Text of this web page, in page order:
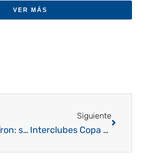
VER MÁS
Copa Rudy Tron: se abre la inscripción y todos empiezan a palpitar el primer gran evento del año
Siguiente
Interclubes Copa Rudy Tron: horarios listos para uno de los desafíos mas atractivos de la temporada